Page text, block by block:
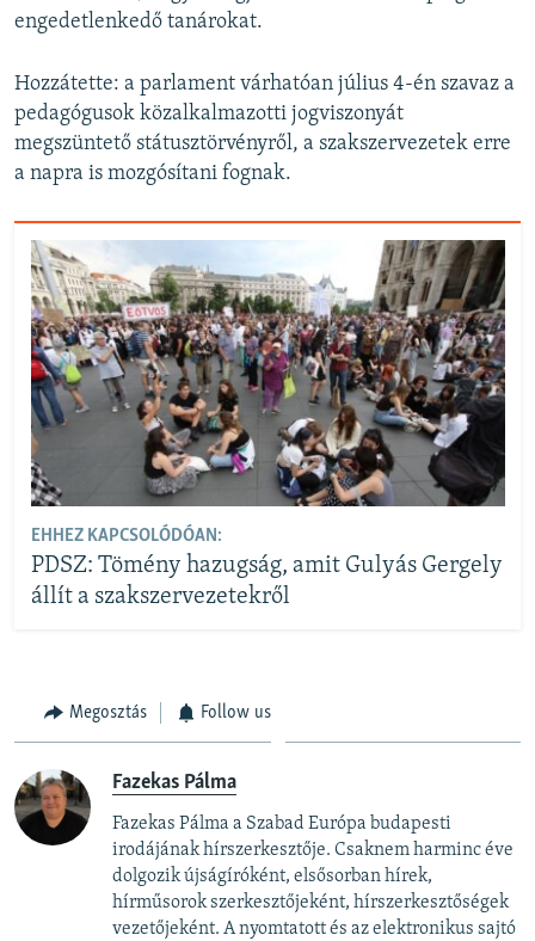
engedetlenkedő tanárokat.
Hozzátette: a parlament várhatóan július 4-én szavaz a
pedagógusok közalkalmazotti jogviszonyát
megszüntető státusztörvényről, a szakszervezetek erre
a napra is mozgósítani fognak.
EHHEZ KAPCSOLÓDÓAN:
PDSZ: Tömény hazugság, amit Gulyás Gergely
állít a szakszervezetekről
Megosztás Follow us
Fazekas Pálma
Fazekas Pálma a Szabad Európa budapesti
irodájának hírszerkesztője. Csaknem harminc éve
dolgozik újságíróként, elsősorban hírek,
hírműsorok szerkesztőjeként, hírszerkesztőségek
vezetőjeként. A nyomtatott és az elektronikus sajtó